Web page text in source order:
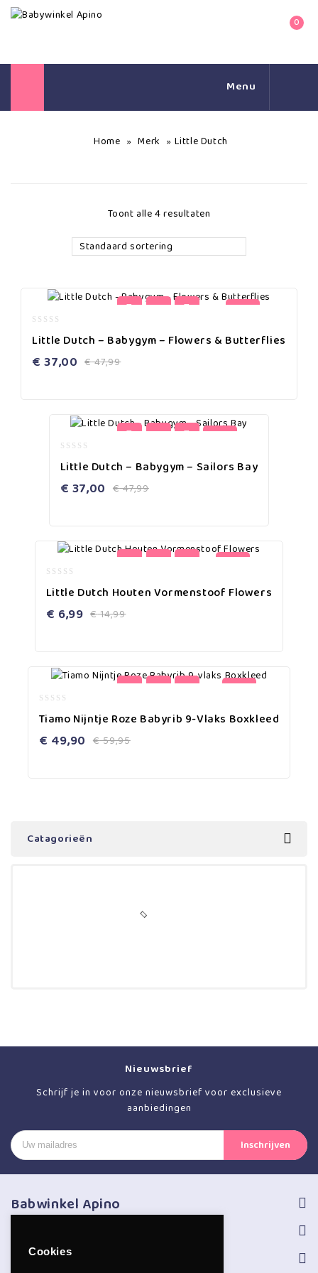
0
Menu
Home » Merk » Little Dutch
Toont alle 4 resultaten
Standaard sortering
-23%
out
5
Little Dutch – Babygym – Flowers & Butterflies
€47,99
€ 37,00
-23%
out
5
Little Dutch – Babygym – Sailors Bay
€47,99
€ 37,00
-53%
out
5
Little Dutch Houten Vormenstoof Flowers
€14,99
€ 6,99
-17%
out
5
Tiamo Nijntje Roze Babyrib 9-Vlaks Boxkleed
€59,95
€ 49,90
Catagorieën
Nieuwsbrief
Schrijf je in voor onze nieuwsbrief voor exclusieve
aanbiedingen
Babwinkel Apino
Informatie
Cookies